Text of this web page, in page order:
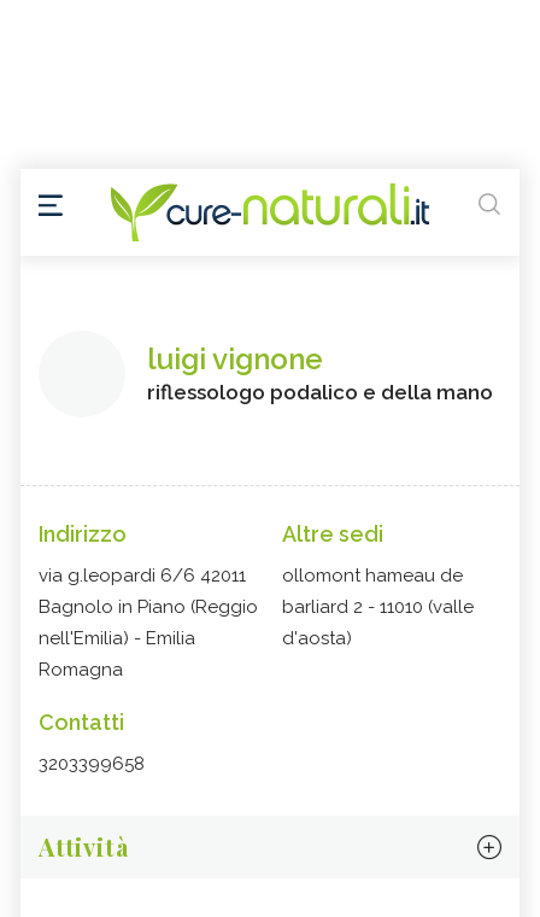
luigi vignone
riflessologo podalico e della mano
Indirizzo
via g.leopardi 6/6 42011
Bagnolo in Piano (Reggio
nell'Emilia) - Emilia
Romagna
Altre sedi
ollomont hameau de
barliard 2 - 11010 (valle
d'aosta)
Contatti
3203399658
Attività